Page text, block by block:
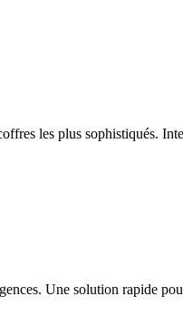
les plus sophistiqués.
Une solution rapide